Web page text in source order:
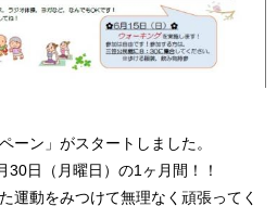
ーン」がスタートしました。
日（月曜日）の1ヶ月間！！
運動をみつけて無理なく頑張ってく